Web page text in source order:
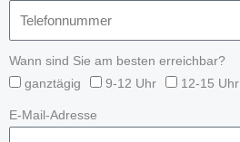
Wann sind Sie am besten erreichbar?
ganztägig
9-12 Uhr 12-15 Uhr
E-Mail-Adresse